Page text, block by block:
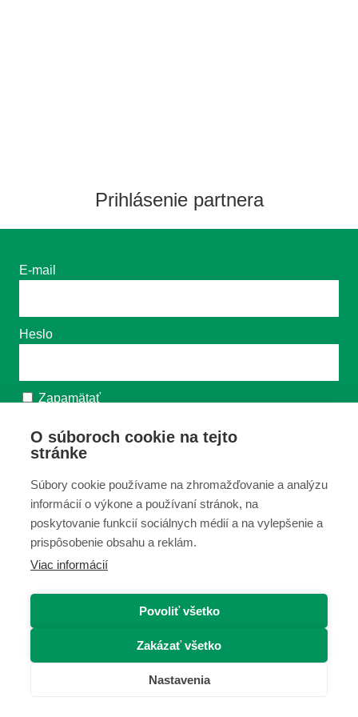
O súboroch cookie na tejto
stránke
Súbory cookie používame na zhromažďovanie a analýzu
informácií o výkone a používaní stránok, na
poskytovanie funkcií sociálnych médií a na vylepšenie a
prispôsobenie obsahu a reklám.
Viac informácií
Povoliť všetko
Zakázať všetko
Nastavenia
Prihlásenie partnera
E-mail
Heslo
Zapamätať
ODOSLAŤ
Zabudli ste heslo?